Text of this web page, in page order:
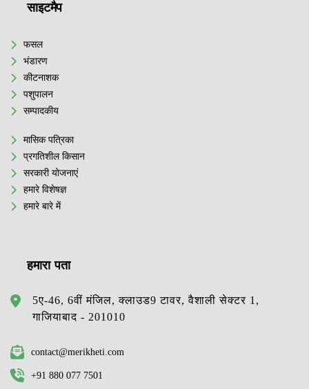
साइटमैप
फसल
भंडारण
कीटनाशक
पशुपालन
सम्पादकीय
मासिक पत्रिका
प्रगतिशील किसान
सरकारी योजनाएं
हमारे विशेषज्ञ
हमारे बारे में
हमारा पता
5ए-46, 6वीं मंजिल, क्लाउड9 टावर, वैशाली सेक्टर 1,
गाजियाबाद - 201010
contact@merikheti.com
+91 880 077 7501